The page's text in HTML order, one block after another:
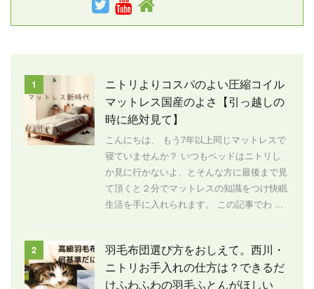
1
ニトリよりコスパのよい圧縮コイル
マットレス国産のよさ【引っ越しの
時に絶対見て】
こんにちは、 もう7年以上同じマットレスで
寝ていませんか？ いつもベッドはニトリし
か見に行かないよ、とそんな方に最後まで見
て頂くと２分でマットレスの知識をつけ快眠
生活を手に入れられます。 この記事でわ ...
2
羽毛布団選び方をおしえて。西川・
ニトリお手入れの仕方は？できるだ
けふわふわの羽毛ふとんがほしい